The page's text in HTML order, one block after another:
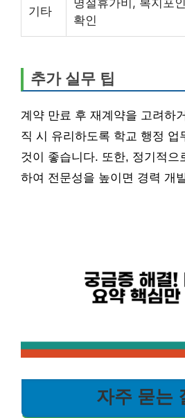
기타
확인
추가 실무 팁
계약 만료 후 재계약을 고려하
직 시 유리하도록 학교 행정 업
것이 좋습니다. 또한, 정기적으
하여 전문성을 높이면 경력 개
자주 묻는